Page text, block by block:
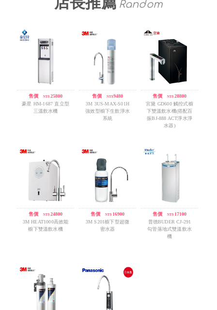
Random
售價 /NT$25800
豪星 HM-1687 直立型
三溫飲水機
售價/ NT$9480
3M 3US-MAX-S01H
強效型櫥下生飲淨水
系統
售價 /NT$28800
宮黛 GD600 觸控式櫥
下雙溫飲水機(搭配百
振BJ-888 ACT淨水淨
水器)
售價 /NT$24800
3M HEAT1000高效能
櫥下雙溫飲水機
售價 /NT$ 16900
3M S201櫥下型超微
密水器
售價 /NT$ 17100
普德BUDER CJ-291
勾管落地式雙溫飲水
機